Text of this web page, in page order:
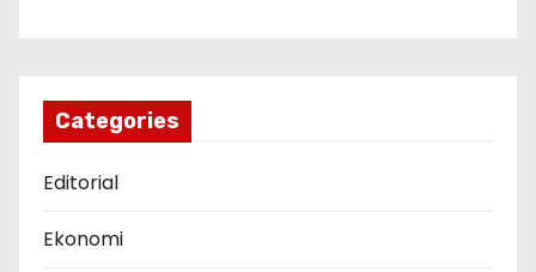
Categories
Editorial
Ekonomi